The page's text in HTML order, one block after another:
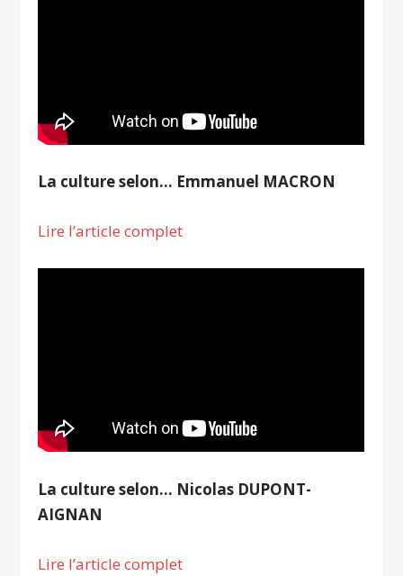
La culture selon… Emmanuel MACRON
Lire l’article complet
La culture selon… Nicolas DUPONT-
AIGNAN
Lire l’article complet